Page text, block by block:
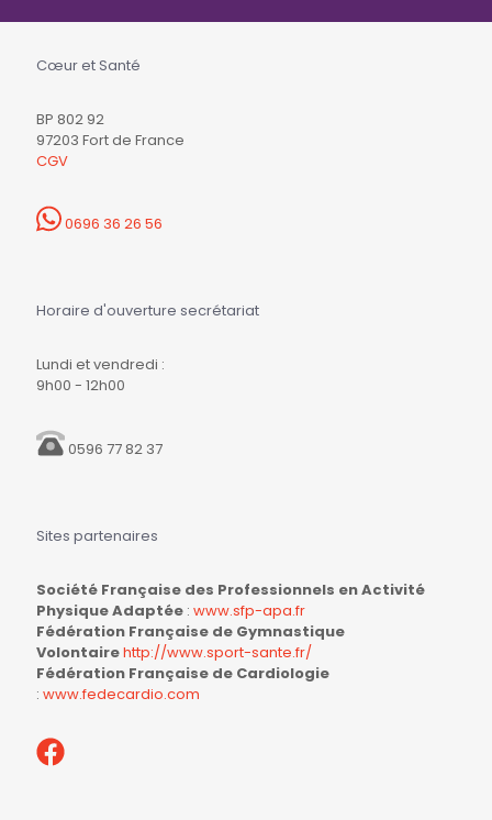
Cœur et Santé
BP 802 92
97203 Fort de France
CGV
0696 36 26 56
Horaire d'ouverture secrétariat
Lundi et vendredi :
9h00 - 12h00
0596 77 82 37
Sites partenaires
Société Française des Professionnels en Activité
Physique Adaptée : www.sfp-apa.fr
Fédération Française de Gymnastique
Volontairehttp://www.sport-sante.fr/
Fédération Française de Cardiologie
: www.fedecardio.com